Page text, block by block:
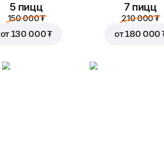
5 пицц
150 000 ₮
от 130 000 ₮
7 пицц
210 000 ₮
от180 000